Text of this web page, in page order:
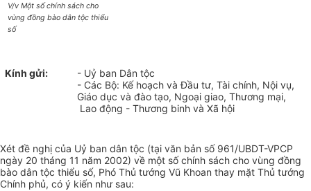
V/v Một số chính sách cho
vùng đồng bào dân tộc thiểu
số
Kính gửi:
- Uỷ ban Dân tộc
- Các Bộ: Kế hoạch và Đầu tư, Tài chính, Nội vụ,
Giáo dục và đào tạo, Ngoại giao, Thương mại,
Lao động - Thương binh và Xã hội
Xét đề nghị của Uỷ ban dân tộc (tại văn bản số 961/UBDT-VPCP
ngày 20 tháng 11 năm 2002) về một số chính sách cho vùng đồng
bào dân tộc thiểu số, Phó Thủ tướng Vũ Khoan thay mặt Thủ tướng
Chính phủ, có ý kiến như sau: